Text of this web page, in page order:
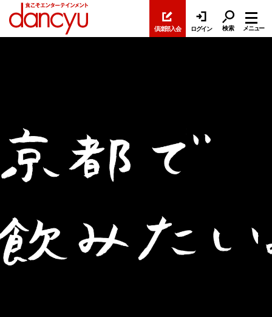
倶楽部入会 ログイン 検索 メニュー